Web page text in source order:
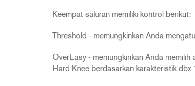
Keempat saluran memiliki kontrol berikut:
Threshold - memungkinkan Anda
OverEasy - memungkinkan Anda
Hard Knee berdasarkan karakteristik dbx